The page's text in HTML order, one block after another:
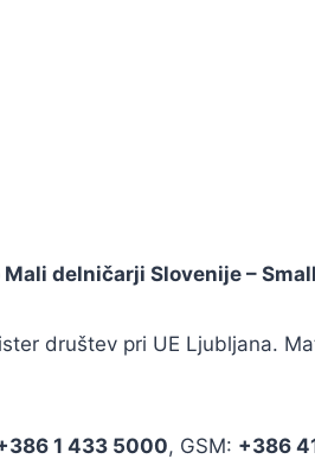
delničarji Slovenije –
društev pri UE Ljubljana.
1 433 5000, GSM: +386